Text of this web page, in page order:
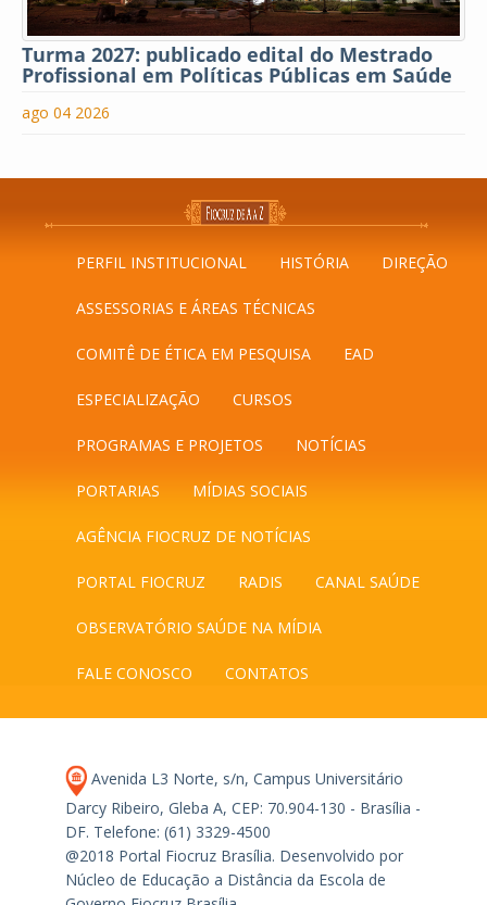
Turma 2027: publicado edital do Mestrado
Profissional em Políticas Públicas em Saúde
ago 04 2026
PERFIL INSTITUCIONAL HISTÓRIA DIREÇÃO
ASSESSORIAS E ÁREAS TÉCNICAS
COMITÊ DE ÉTICA EM PESQUISA EAD
ESPECIALIZAÇÃO CURSOS
PROGRAMAS E PROJETOS NOTÍCIAS
PORTARIAS MÍDIAS SOCIAIS
AGÊNCIA FIOCRUZ DE NOTÍCIAS
PORTAL FIOCRUZ RADIS CANAL SAÚDE
OBSERVATÓRIO SAÚDE NA MÍDIA
FALE CONOSCO CONTATOS
Avenida L3 Norte, s/n, Campus Universitário
Darcy Ribeiro, Gleba A, CEP: 70.904-130 - Brasília -
DF. Telefone: (61) 3329-4500
@2018 Portal Fiocruz Brasília. Desenvolvido por
Núcleo de Educação a Distância da Escola de